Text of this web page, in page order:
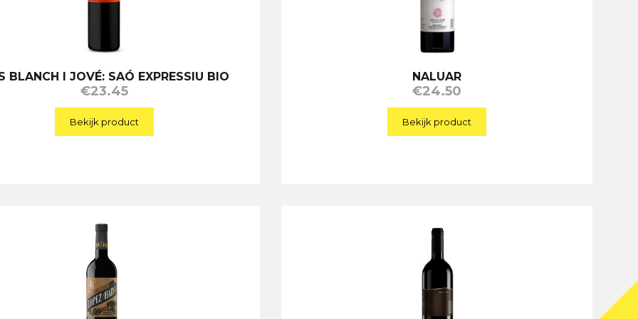
BLANCH I JOVÉ: SAÓ EXPRESSIU BIO
€23.45
Bekijk product
NALUAR
€24.50
Bekijk product